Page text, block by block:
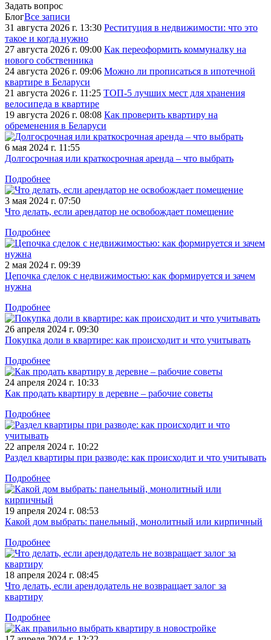
Задать вопрос
БлогВсе записи
31 августа 2026 г. 13:30 Реституция в недвижимости: что это
такое и когда нужно
27 августа 2026 г. 09:00 Как переоформить коммуналку на
нового собственника
24 августа 2026 г. 09:06 Можно ли прописаться в ипотечной
квартире в Беларуси
21 августа 2026 г. 11:25 ТОП-5 лучших мест для хранения
велосипеда в квартире
19 августа 2026 г. 08:08 Как проверить квартиру на
обременения в Беларуси
6 мая 2024 г. 11:55
Долгосрочная или краткосрочная аренда – что выбрать
Подробнее
3 мая 2024 г. 07:50
Что делать, если арендатор не освобождает помещение
Подробнее
2 мая 2024 г. 09:39
Цепочка сделок с недвижимостью: как формируется и зачем
нужна
Подробнее
26 апреля 2024 г. 09:30
Покупка доли в квартире: как происходит и что учитывать
Подробнее
24 апреля 2024 г. 10:33
Как продать квартиру в деревне – рабочие советы
Подробнее
22 апреля 2024 г. 10:22
Раздел квартиры при разводе: как происходит и что учитывать
Подробнее
19 апреля 2024 г. 08:53
Какой дом выбрать: панельный, монолитный или кирпичный
Подробнее
18 апреля 2024 г. 08:45
Что делать, если арендодатель не возвращает залог за
квартиру
Подробнее